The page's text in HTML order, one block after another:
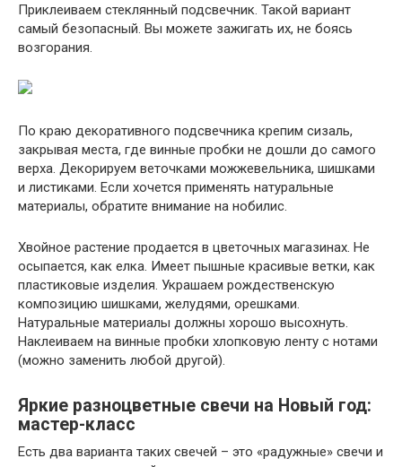
Приклеиваем стеклянный подсвечник. Такой вариант
самый безопасный. Вы можете зажигать их, не боясь
возгорания.
По краю декоративного подсвечника крепим сизаль,
закрывая места, где винные пробки не дошли до самого
верха. Декорируем веточками можжевельника, шишками
и листиками. Если хочется применять натуральные
материалы, обратите внимание на нобилис.
Хвойное растение продается в цветочных магазинах. Не
осыпается, как елка. Имеет пышные красивые ветки, как
пластиковые изделия. Украшаем рождественскую
композицию шишками, желудями, орешками.
Натуральные материалы должны хорошо высохнуть.
Наклеиваем на винные пробки хлопковую ленту с нотами
(можно заменить любой другой).
Яркие разноцветные свечи на Новый год:
мастер-класс
Есть два варианта таких свечей – это «радужные» свечи и